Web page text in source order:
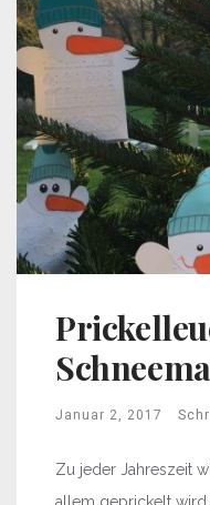
Januar 2, 2017
Zu jeder Jahreszeit